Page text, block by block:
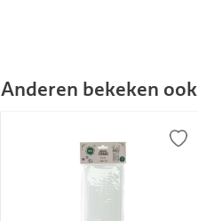
Anderen bekeken ook